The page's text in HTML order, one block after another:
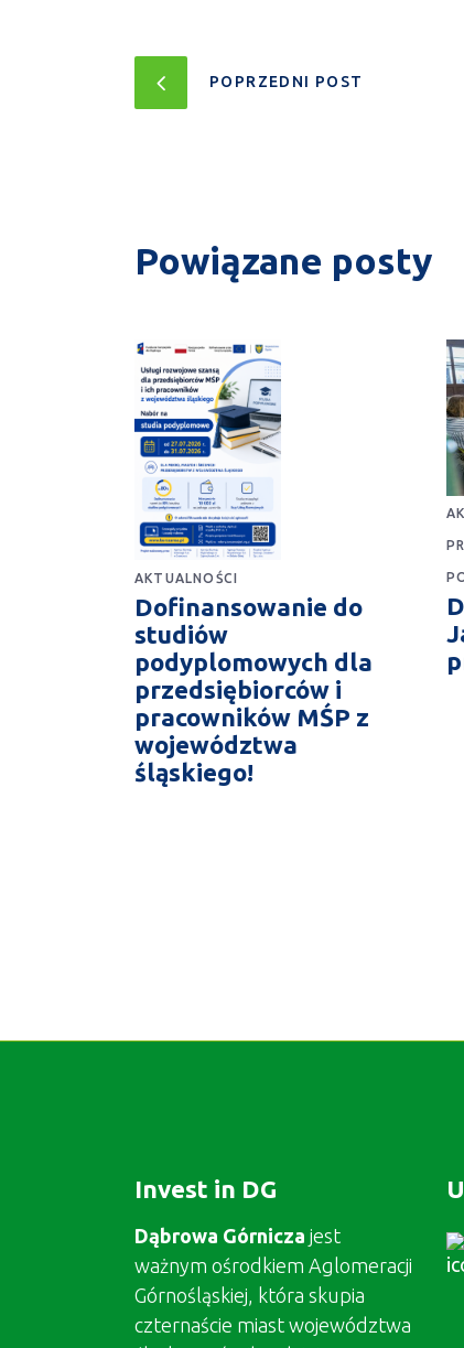
POPRZEDNI POST
Powiązane posty
AKTUALNOŚCI
Dofinansowanie do
studiów
podyplomowych dla
przedsiębiorców i
pracowników MŚP z
województwa
śląskiego!
Invest in DG
Dąbrowa Górnicza jest
ważnym ośrodkiem Aglomeracji
Górnośląskiej, która skupia
czternaście miast województwa